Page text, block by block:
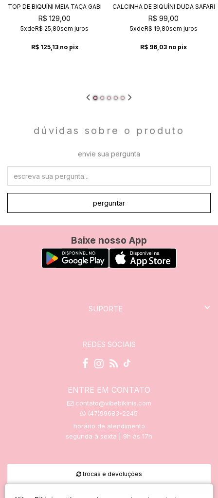
TOP DE BIQUÍNI MEIA TAÇA GABI
SAFARI
R$ 129,00
5xdeR$ 25,80sem juros
R$ 125,13 no pix
CALCINHA DE BIQUÍNI DUDA SAFARI
R$ 99,00
5xdeR$ 19,80sem juros
R$ 96,03 no pix
dúvidas sobre o produto
envie sua pergunta
perguntar
Baixe nosso App
SUPORTE
REDES SOCIAIS
ENTRE EM CONTATO
contato@vibebikinis.com
(47)99683-2245
horário de atendimento
segunda à sexta | 9h às 17h
trocas e devoluções